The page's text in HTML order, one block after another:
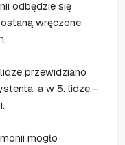
odbędzie się
wręczone
przewidziano
a w 5. lidze –
mogło